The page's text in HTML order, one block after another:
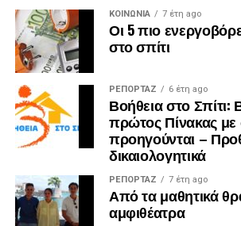
ΚΟΙΝΩΝΙΑ 7 έτη ago
Οι 5 πιο
στο σπίτι
ΡΕΠΟΡΤΑΖ 6 έτη ago
Βοήθεια στο Σπίτι:
πρώτος Πίνακας
προηγούνται –
δικαιολογητικά
ΡΕΠΟΡΤΑΖ 7 έτη ago
Από τα μαθητικά
αμφιθέατρα